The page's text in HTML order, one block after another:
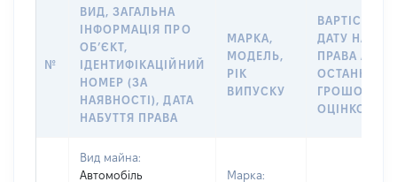
№
ВИД, ЗАГАЛЬНА
ІНФОРМАЦІЯ ПРО
ОБʼЄКТ,
ІДЕНТИФІКАЦІЙНИЙ
НОМЕР (ЗА
НАЯВНОСТІ), ДАТА
НАБУТТЯ ПРАВА
МАРКА,
МОДЕЛЬ,
РІК
ВИПУСКУ
ВАРТІСТЬ НА
ДАТУ
ПРАВА АБО
ГРОШОВОЮ
ОЦІНКОЮ,
Вид майна:
Автомобіль
Марка: